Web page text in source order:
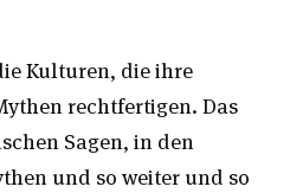
Kulturen, die ihre
rechtfertigen. Das
Sagen, in den
und so weiter und so